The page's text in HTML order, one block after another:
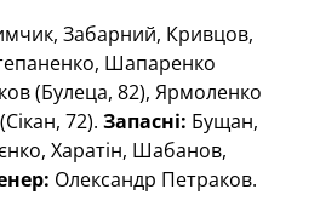
Забарний, Кривцов,
Шапаренко
(Булеца, 82), Ярмоленко
72). Запасні: Бущан,
Харатін, Шабанов,
Олександр Петраков.